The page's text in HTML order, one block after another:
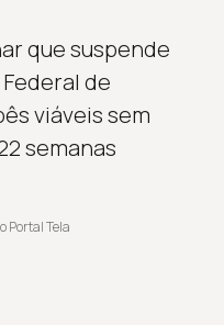
que suspende
de
viáveis sem
semanas
Portal Tela